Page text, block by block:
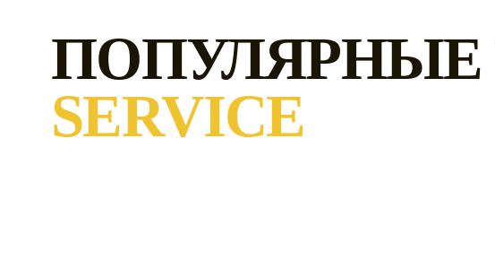
ПОПУЛЯРНЫЕ
SERVICE